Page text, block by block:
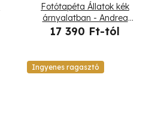
Fotótapéta Állatok kék
árnyalatban - Andrea
Haase
17 390 Ft-tól
Ingyenes ragasztó